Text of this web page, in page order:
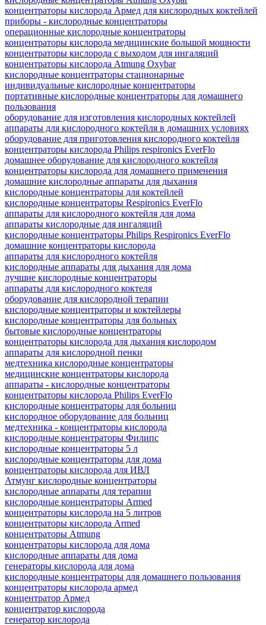
концентраторы кислорода Армед для кислородных коктейлей
приборы - кислородные концентраторы
операционные кислородные концентраторы
концентраторы кислорода медицинские большой мощности
концентраторы кислорода с выходом для ингаляций
концентраторы кислорода Atmung Oxybar
кислородные концентраторы стационарные
индивидуальные кислородные концентраторы
портативные кислородные концентраторы для домашнего
пользования
оборудование для изготовления кислородных коктейлей
аппараты для кислородного коктейля в домашних условиях
оборудование для приготовления кислородного коктейля
концентраторы кислорода Philips respironics EverFlo
домашнее оборудование для кислородного коктейля
концентраторы кислорода для домашнего применения
домашние кислородные аппараты для дыхания
кислородные концентраторы для коктейлей
кислородные концентраторы Respironics EverFlo
аппараты для кислородного коктейля для дома
аппараты кислородные для ингаляций
кислородные концентраторы Philips Respironics EverFlo
домашние концентраторы кислорода
аппараты для кислородного коктейля
кислородные аппараты для дыхания для дома
лучшие кислородные концентраторы
аппараты для кислородного коктеля
оборудование для кислородной терапии
кислородные концентраторы и коктейлеры
кислородные концентраторы для больных
бытовые кислородные концентраторы
концентраторы кислорода для дыхания кислородом
аппараты для кислородной пенки
медтехника кислородные концентраторы
медицинские концентраторы кислорода
аппараты - кислородные концентраторы
концентраторы кислорода Philips EverFlo
кислородные концентраторы для больниц
кислородное оборудование для больниц
медтехника - концентраторы кислорода
кислородные концентраторы Филипс
кислородные концентраторы 5 л
кислородные концентраторы для дома
концентраторы кислорода для ИВЛ
Атмунг кислородные концентраторы
кислородные аппараты для терапии
кислородные концентраторы Armed
концентраторы кислорода на 5 литров
концентраторы кислорода Armed
концентраторы Atmung
концентраторы кислорода для дома
кислородные аппараты для дома
генераторы кислорода для дома
кислородные концентраторы для домашнего пользования
концентраторы кислорода армед
концентратор Армед
концентратор кислорода
генератор кислорода